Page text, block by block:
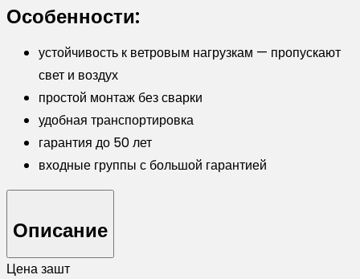
Особенности:
устойчивость к ветровым нагрузкам — пропускают
свет и воздух
простой монтаж без сварки
удобная транспортировка
гарантия до 50 лет
входные группы с большой гарантией
Описание
Цена зашт